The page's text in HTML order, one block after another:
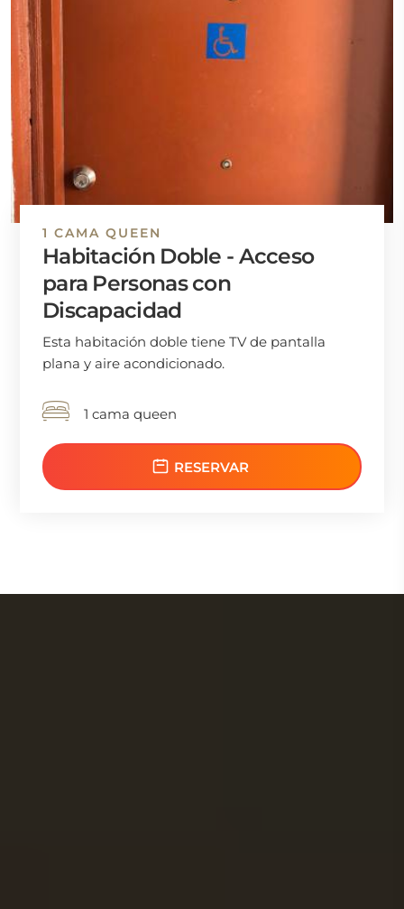
1 CAMA QUEEN
Habitación Doble - Acceso
para Personas con
Discapacidad
Esta habitación doble tiene TV de pantalla
plana y aire acondicionado.
1 cama queen
RESERVAR